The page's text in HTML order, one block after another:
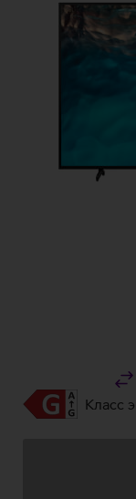
Класс